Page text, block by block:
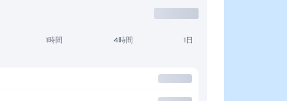
1時間 4時間 1日